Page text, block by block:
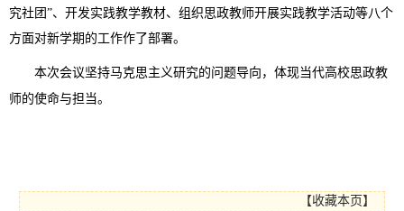
究社团”、开发实践教学教材、组织思政教师开展实践教学活动等八个
方面对新学期的工作作了部署。
本次会议坚持马克思主义研究的问题导向，体现当代高校思政教
师的使命与担当。
【收藏本页 】